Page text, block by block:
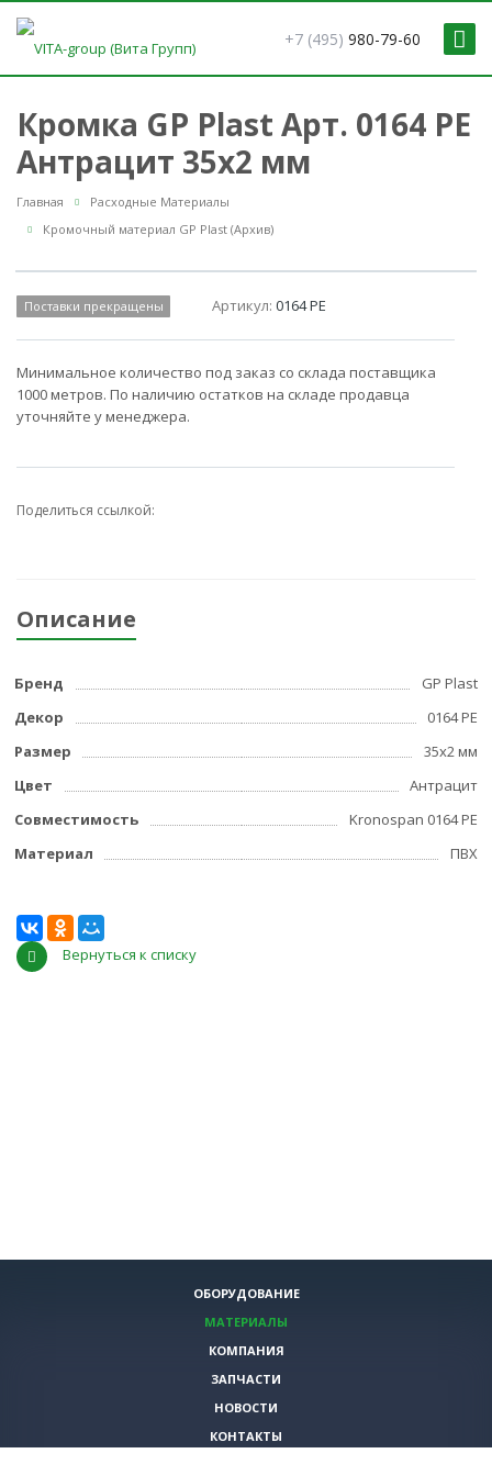
+7 (495) 980-79-60
Кромка GP Plast Арт. 0164 PE
Антрацит 35x2 мм
Главная
Расходные Материалы
Кромочный материал GP Plast (Архив)
Поставки прекращены Артикул:0164 PE
Минимальное количество под заказ со склада поставщика
1000 метров. По наличию остатков на складе продавца
уточняйте у менеджера.
Поделиться ссылкой:
Описание
Бренд
GP Plast
Декор
0164 PE
Размер
35x2 мм
Цвет
Антрацит
Совместимость
Kronospan 0164 PE
Материал
ПВХ
Вернуться к списку
ОБОРУДОВАНИЕ
МАТЕРИАЛЫ
КОМПАНИЯ
ЗАПЧАСТИ
НОВОСТИ
КОНТАКТЫ